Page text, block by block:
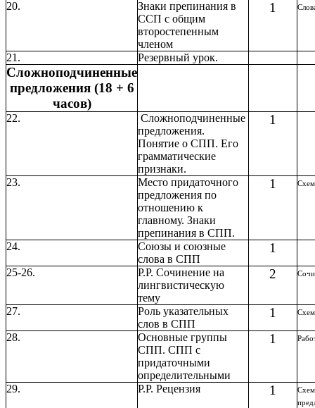
20.
Знаки препинания в
ССП с общим
второстепенным
членом
1
21. Резервный урок.
Сложноподчиненные
предложения (18 + 6
часов)
22.
Сложноподчиненные
предложения.
Понятие о СПП. Его
грамматические
признаки.
1
23.
Место придаточного
предложения по
отношению к
главному. Знаки
препинания в СПП.
1
24.
Союзы и союзные
слова в СПП
1
25-26.
Р.Р. Сочинение на
лингвистическую
тему
2
27.
Роль указательных
слов в СПП
1
28.
Основные группы
СПП. СПП с
придаточными
определительными
1
29. Р.Р. Рецензия 1